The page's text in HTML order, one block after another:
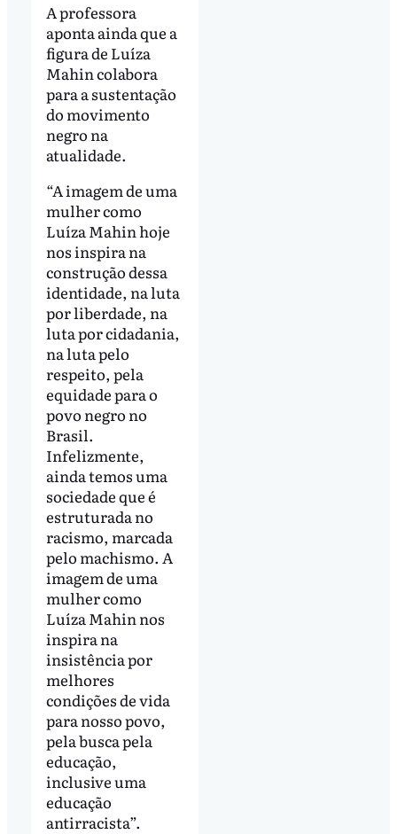
A professora
aponta ainda que a
figura de Luíza
Mahin colabora
para a sustentação
do movimento
negro na
atualidade.
“A imagem de uma
mulher como
Luíza Mahin hoje
nos inspira na
construção dessa
identidade, na luta
por liberdade, na
luta por cidadania,
na luta pelo
respeito, pela
equidade para o
povo negro no
Brasil.
Infelizmente,
ainda temos uma
sociedade que é
estruturada no
racismo, marcada
pelo machismo. A
imagem de uma
mulher como
Luíza Mahin nos
inspira na
insistência por
melhores
condições de vida
para nosso povo,
pela busca pela
educação,
inclusive uma
educação
antirracista”.